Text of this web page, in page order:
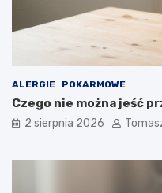
ALERGIE POKARMOWE
Czego nie można jeść
2 sierpnia 2026